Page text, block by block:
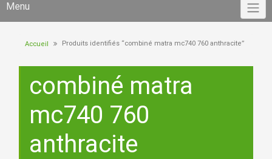
Menu
Accueil Produits identifiés “combiné matra mc740 760 anthracite”
combiné matra
mc740 760
anthracite